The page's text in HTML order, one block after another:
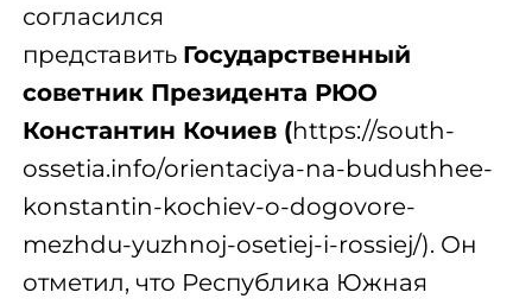
согласился
представить Государственный
советник Президента РЮО
Константин Кочиев (https://south-
ossetia.info/orientaciya-na-budushhee-
konstantin-kochiev-o-dogovore-
mezhdu-yuzhnoj-osetiej-i-rossiej/). Он
отметил, что Республика Южная